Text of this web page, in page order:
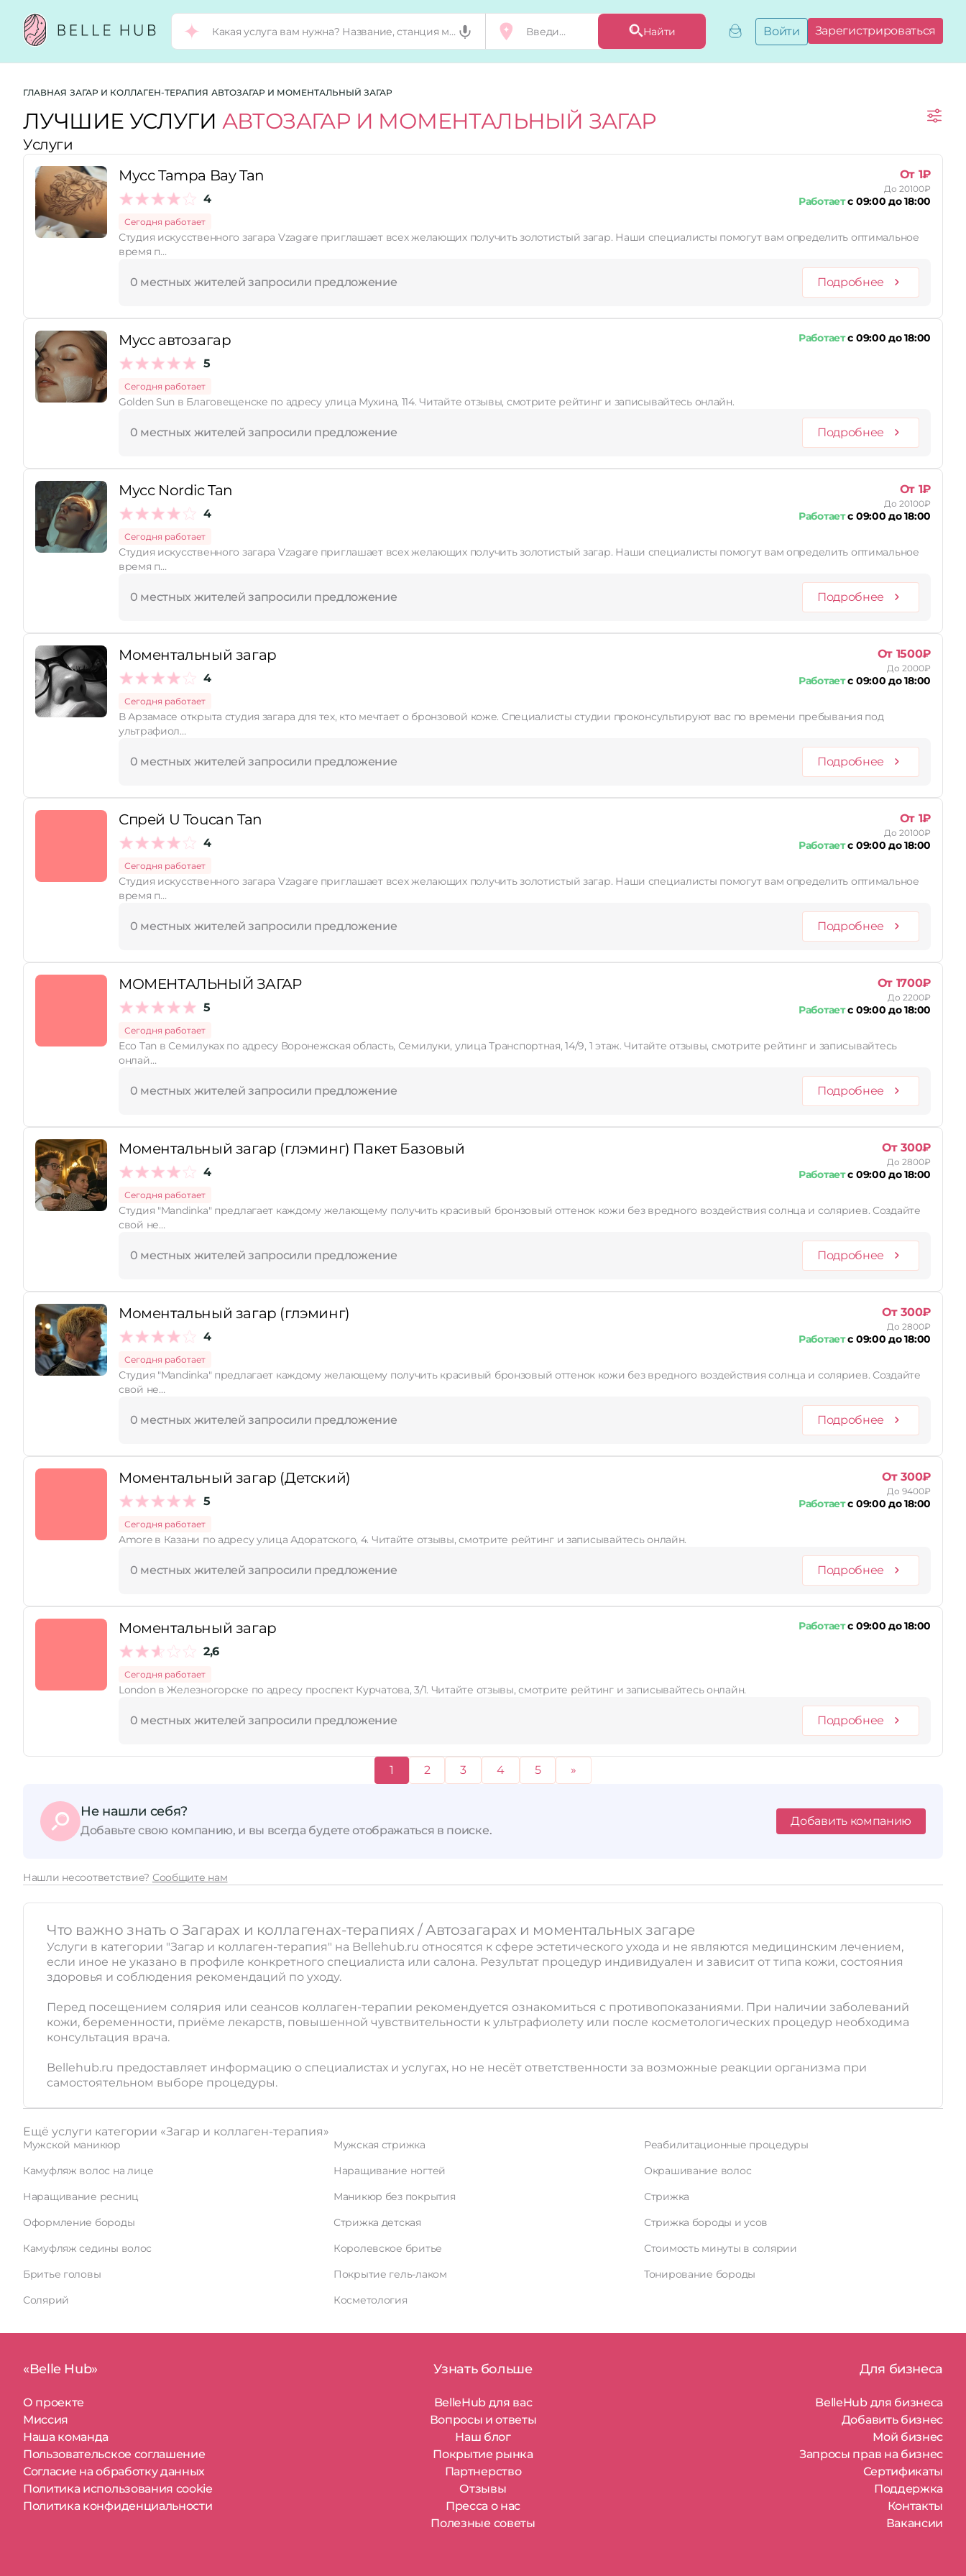
Найти
Добавить,
Войти Зарегистрироваться
Город:
Категории:
Услуги:
Принимает сертификаты
Сбросить
ГЛАВНАЯ ЗАГАР И КОЛЛАГЕН-ТЕРАПИЯ АВТОЗАГАР И МОМЕНТАЛЬНЫЙ ЗАГАР
ЛУЧШИЕ УСЛУГИ АВТОЗАГАР И МОМЕНТАЛЬНЫЙ ЗАГАР
Услуги
Мусс Tampa Bay Tan
4
Сегодня работает
От 1₽
До 20100₽
Работаетс 09:00 до 18:00
Студия искусственного загара Vzagare приглашает всех желающих получить золотистый загар. Наши специалисты помогут вам определить оптимальное
время п…
0 местных жителей запросили предложение Подробнее
Мусс автозагар
5
Сегодня работает
Работаетс 09:00 до 18:00
Golden Sun в Благовещенске по адресу улица Мухина, 114. Читайте отзывы, смотрите рейтинг и записывайтесь онлайн.
0 местных жителей запросили предложение Подробнее
Мусс Nordic Tan
4
Сегодня работает
От 1₽
До 20100₽
Работаетс 09:00 до 18:00
Студия искусственного загара Vzagare приглашает всех желающих получить золотистый загар. Наши специалисты помогут вам определить оптимальное
время п…
0 местных жителей запросили предложение Подробнее
Моментальный загар
4
Сегодня работает
От 1500₽
До 2000₽
Работаетс 09:00 до 18:00
В Арзамасе открыта студия загара для тех, кто мечтает о бронзовой коже. Специалисты студии проконсультируют вас по времени пребывания под
ультрафиол…
0 местных жителей запросили предложение Подробнее
Спрей U Toucan Tan
4
Сегодня работает
От 1₽
До 20100₽
Работаетс 09:00 до 18:00
Студия искусственного загара Vzagare приглашает всех желающих получить золотистый загар. Наши специалисты помогут вам определить оптимальное
время п…
0 местных жителей запросили предложение Подробнее
МОМЕНТАЛЬНЫЙ ЗАГАР
5
Сегодня работает
От 1700₽
До 2200₽
Работаетс 09:00 до 18:00
Eco Tan в Семилуках по адресу Воронежская область, Семилуки, улица Транспортная, 14/9, 1 этаж. Читайте отзывы, смотрите рейтинг и записывайтесь
онлай…
0 местных жителей запросили предложение Подробнее
Моментальный загар (глэминг) Пакет Базовый
4
Сегодня работает
От 300₽
До 2800₽
Работаетс 09:00 до 18:00
Студия "Mandinka" предлагает каждому желающему получить красивый бронзовый оттенок кожи без вредного воздействия солнца и соляриев. Создайте
свой не…
0 местных жителей запросили предложение Подробнее
Моментальный загар (глэминг)
4
Сегодня работает
От 300₽
До 2800₽
Работаетс 09:00 до 18:00
Студия "Mandinka" предлагает каждому желающему получить красивый бронзовый оттенок кожи без вредного воздействия солнца и соляриев. Создайте
свой не…
0 местных жителей запросили предложение Подробнее
Моментальный загар (Детский)
5
Сегодня работает
От 300₽
До 9400₽
Работаетс 09:00 до 18:00
Amore в Казани по адресу улица Адоратского, 4. Читайте отзывы, смотрите рейтинг и записывайтесь онлайн.
0 местных жителей запросили предложение Подробнее
Моментальный загар
2,6
Сегодня работает
Работаетс 09:00 до 18:00
London в Железногорске по адресу проспект Курчатова, 3/1. Читайте отзывы, смотрите рейтинг и записывайтесь онлайн.
0 местных жителей запросили предложение Подробнее
1 2 3 4 5 »
Не нашли себя?
Добавьте свою компанию, и вы всегда будете отображаться в поиске.
Добавить компанию
Нашли несоответствие? Сообщите нам
Что важно знать о Загарах и коллагенах-терапиях / Автозагарах и моментальных загаре
Услуги в категории "Загар и коллаген-терапия" на Bellehub.ru относятся к сфере эстетического ухода и не являются медицинским лечением,
если иное не указано в профиле конкретного специалиста или салона. Результат процедур индивидуален и зависит от типа кожи, состояния
здоровья и соблюдения рекомендаций по уходу.
Перед посещением солярия или сеансов коллаген-терапии рекомендуется ознакомиться с противопоказаниями. При наличии заболеваний
кожи, беременности, приёме лекарств, повышенной чувствительности к ультрафиолету или после косметологических процедур необходима
консультация врача.
Bellehub.ru предоставляет информацию о специалистах и услугах, но не несёт ответственности за возможные реакции организма при
самостоятельном выборе процедуры.
Ещё услуги категории «Загар и коллаген-терапия»
Мужской маникюр
Камуфляж волос на лице
Наращивание ресниц
Оформление бороды
Камуфляж седины волос
Бритье головы
Солярий
Мужская стрижка
Наращивание ногтей
Маникюр без покрытия
Стрижка детская
Королевское бритье
Покрытие гель-лаком
Косметология
Реабилитационные процедуры
Окрашивание волос
Стрижка
Стрижка бороды и усов
Стоимость минуты в солярии
Тонирование бороды
«Belle Hub»
О проекте
Миссия
Наша команда
Пользовательское соглашение
Согласие на обработку данных
Политика использования cookie
Политика конфиденциальности
Узнать больше
BelleHub для вас
Вопросы и ответы
Наш блог
Покрытие рынка
Партнерство
Отзывы
Пресса о нас
Полезные советы
Для бизнеса
BelleHub для бизнеса
Добавить бизнес
Мой бизнес
Запросы прав на бизнес
Сертификаты
Поддержка
Контакты
Вакансии